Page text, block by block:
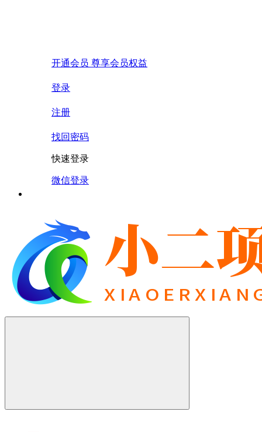
开通会员 尊享会员权益
登录
注册
找回密码
快速登录
微信登录